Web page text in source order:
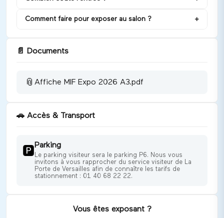
Comment faire pour exposer au salon ? +
📄 Documents
📎 Affiche MIF Expo 2026 A3.pdf
🚗 Accès & Transport
🅿️Parking
Le parking visiteur sera le parking P6. Nous vous
invitons à vous rapprocher du service visiteur de La
Porte de Versailles afin de connaître les tarifs de
stationnement : 01 40 68 22 22.
Vous êtes exposant ?